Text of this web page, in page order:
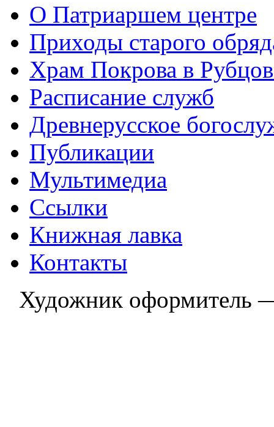
О Патриаршем центре
Приходы старого
Храм Покрова в
Расписание служб
Древнерусское
Публикации
Мультимедиа
Ссылки
Книжная лавка
Контакты
Художник оформитель